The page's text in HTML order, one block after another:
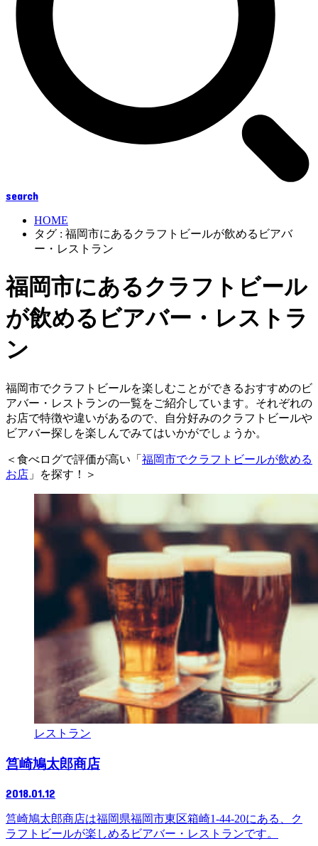
search
HOME
タグ : 福岡市にあるクラフトビールが飲めるビアバ
ー・レストラン
福岡市にあるクラフトビール
が飲めるビアバー・レストラ
ン
福岡市でクラフトビールを楽しむことができるおすすめのビ
アバー・レストランの一覧をご紹介しています。それぞれの
お店で特徴や違いがあるので、自分好みのクラフトビールや
ビアバー探しを楽しんでみてはいかがでしょうか。
＜食べログで評価が高い「 福岡市でクラフトビールが飲める
お店 」を探す！＞
レストラン
筥崎鳩太郎商店
2018.01.12
筥崎鳩太郎商店は福岡県福岡市東区箱崎1-44-20にある、ク
ラフトビールが楽しめるビアバー・レストランです。